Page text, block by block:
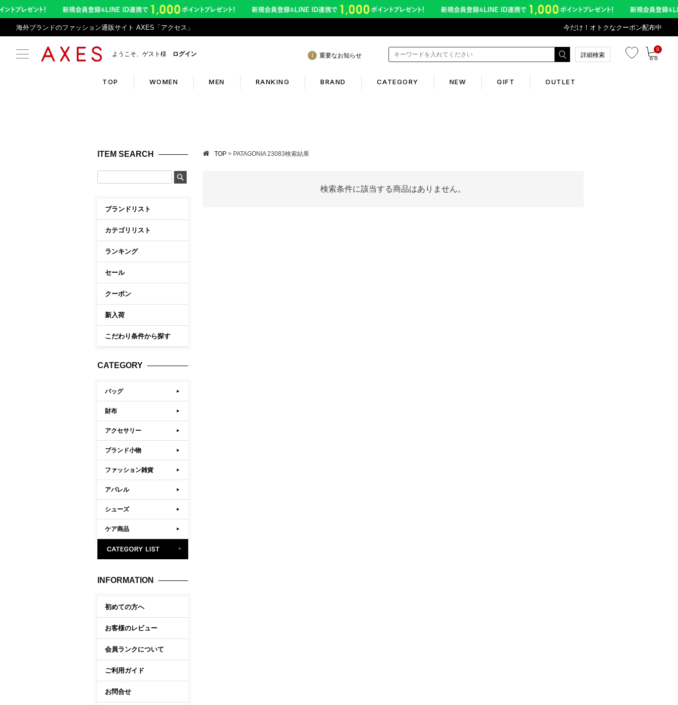
海外ブランドのファッション通販サイト AXES「アクセス」 今だけ！オトクなクーポン配布中
ようこそ、ゲスト様 ログイン 重要なお知らせ 詳細検索
0
TOP WOMEN MEN RANKING BRAND CATEGORY NEW GIFT OUTLET
こだわり条件から探す
お盆期間も休まず発送！営業について
返品保証について
ITEM SEARCH
ブランドリスト
カテゴリリスト
ランキング
セール
クーポン
新入荷
こだわり条件から探す
CATEGORY
バッグ
財布
アクセサリー
ブランド小物
ファッション雑貨
アパレル
シューズ
ケア商品
INFORMATION
初めての方へ
お客様のレビュー
会員ランクについて
ご利用ガイド
お問合せ
TOP PATAGONIA 23083検索結果
検索条件に該当する商品はありません。